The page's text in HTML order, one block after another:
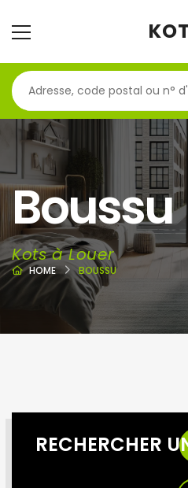
Boussu
Kots à Louer
HOME BOUSSU
RECHERCHER